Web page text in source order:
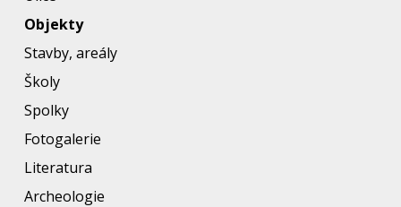
Objekty
Stavby, areály
Školy
Spolky
Fotogalerie
Literatura
Archeologie